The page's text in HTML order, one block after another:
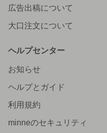
広告出稿について
大口注文について
ヘルプセンター
お知らせ
ヘルプとガイド
利用規約
minneのセキュリティ